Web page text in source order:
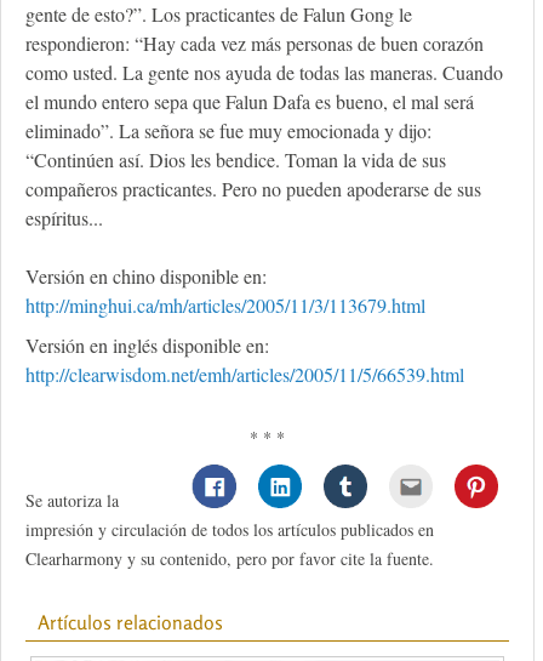
gente de esto?”. Los practicantes de Falun Gong le
respondieron: “Hay cada vez más personas de buen corazón
como usted. La gente nos ayuda de todas las maneras. Cuando
el mundo entero sepa que Falun Dafa es bueno, el mal será
eliminado”. La señora se fue muy emocionada y dijo:
“Continúen así. Dios les bendice. Toman la vida de sus
compañeros practicantes. Pero no pueden apoderarse de sus
espíritus...
Versión en chino disponible en:
http://minghui.ca/mh/articles/2005/11/3/113679.html
Versión en inglés disponible en:
http://clearwisdom.net/emh/articles/2005/11/5/66539.html
* * *
Se autoriza la
impresión y circulación de todos los artículos publicados en
Clearharmony y su contenido, pero por favor cite la fuente.
Artículos relacionados